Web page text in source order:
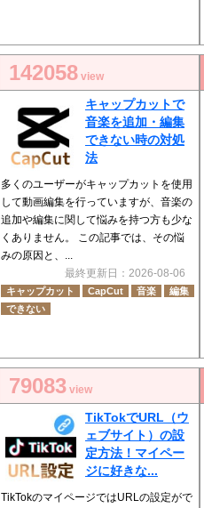
142058 view
キャップカットで
音楽を追加・編集
できない時の対処
法
多くのユーザーがキャップカットを使用
して動画編集を行っていますが、音楽の
追加や編集に関して悩みを持つ方も少な
くありません。 この記事では、その悩
みの原因と、...
最終更新日：2026-08-06
キャップカット CapCut 音楽
編集
できない
79083 view
TikTokでURL（ウ
ェブサイト）の設
定方法！マイペー
ジに好きな...
TikTokのマイページではURLの設定がで